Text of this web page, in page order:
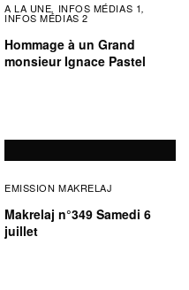
A LA UNE, INFOS MÉDIAS 1,
INFOS MÉDIAS 2
Hommage à un Grand
monsieur Ignace Pastel
EMISSION MAKRELAJ
Makrelaj n°349 Samedi 6
juillet